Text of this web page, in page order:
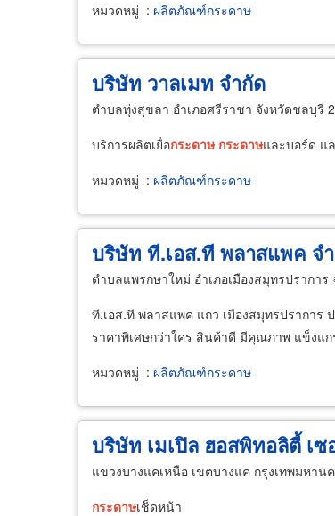
หมวดหมู่ : ผลิตภัณฑ์กระดาษ
บริษัท วาลเมท จำกัด
ตำบลทุ่งสุขลา อำเภอศรีราชา จังหวัดชลบุรี
บริการผลิตเยื่อกระดาษ กระดาษและบอร์ด แ
หมวดหมู่ : ผลิตภัณฑ์กระดาษ
บริษัท ที.เอส.ที พลาสแพค จ
ตำบลแพรกษาใหม่ อำเภอเมืองสมุทรปรากา
ที.เอส.ที พลาสแพค แถว เมืองสมุทรปราการ
ราคาพิเศษกว่าใคร สินค้าดี มีคุณภาพ แข็งแ
หมวดหมู่ : ผลิตภัณฑ์กระดาษ
บริษัท เมเปิล ฮอสพิทอลิตี้ เซ
แขวงบางแคเหนือ เขตบางแค กรุงเทพมหาน
กระดาษเช็ดหน้า